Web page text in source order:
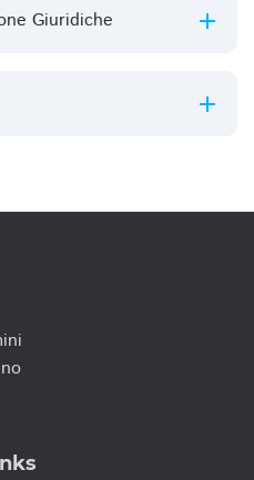
Giuridiche